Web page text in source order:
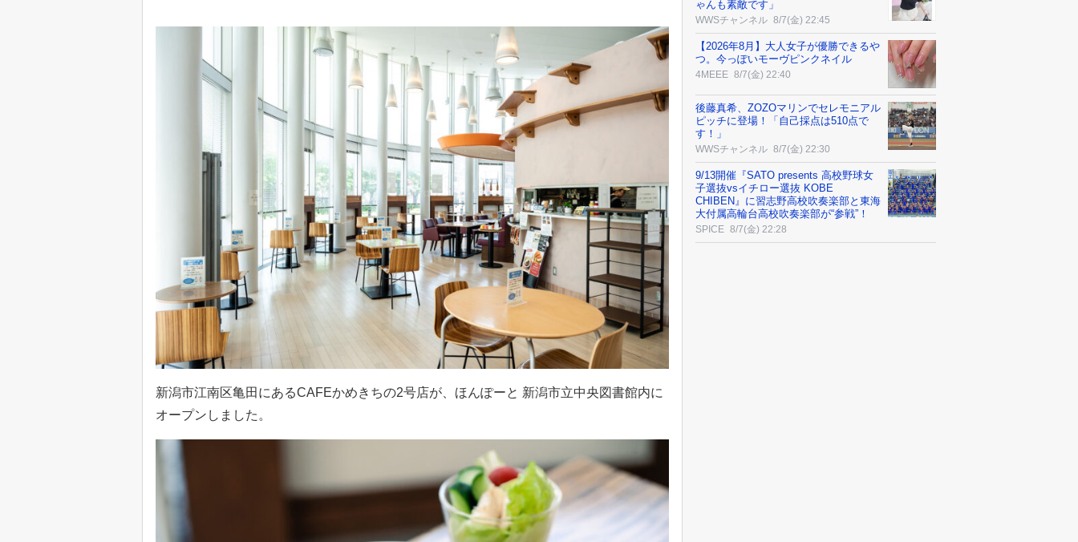
新潟市江南区亀田にあるCAFEかめきちの2号店が、ほんぽーと 新潟市立中央図書館内に
オープンしました。
ゃんも素敵です」
WWSチャンネル 8/7(金) 22:45
【2026年8月】大人女子が優勝できるや
つ。今っぽいモーヴピンクネイル
4MEEE 8/7(金) 22:40
後藤真希、ZOZOマリンでセレモニアル
ピッチに登場！「自己採点は510点で
す！」
WWSチャンネル 8/7(金) 22:30
9/13開催『SATO presents 高校野球女
子選抜vsイチロー選抜 KOBE
CHIBEN』に習志野高校吹奏楽部と東海
大付属高輪台高校吹奏楽部が“参戦”！
SPICE 8/7(金) 22:28